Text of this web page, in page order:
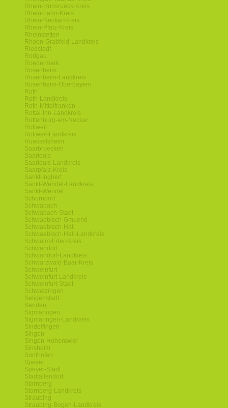
Rhein-Hunsrueck-Kreis
Rhein-Lahn-Kreis
Rhein-Neckar-Kreis
Rhein-Pfalz-Kreis
Rheinstetten
Rhoen-Grabfeld-Landkreis
Riedstadt
Rodgau
Roedermark
Rosenheim
Rosenheim-Landkreis
Rosenheim-Oberbayern
Roth
Roth-Landkreis
Roth-Mittelfranken
Rottal-Inn-Landkreis
Rottenburg-am-Neckar
Rottweil
Rottweil-Landkreis
Ruesselsheim
Saarbruecken
Saarlouis
Saarlouis-Landkreis
Saarpfalz-Kreis
Sankt-Ingbert
Sankt-Wendel-Landkreis
Sankt-Wendel
Schorndorf
Schwabach
Schwabach-Stadt
Schwaebisch-Gmuend
Schwaebisch-Hall
Schwaebisch-Hall-Landkreis
Schwalm-Eder-Kreis
Schwandorf
Schwandorf-Landkreis
Schwarzwald-Baar-Kreis
Schweinfurt
Schweinfurt-Landkreis
Schweinfurt-Stadt
Schwetzingen
Seligenstadt
Senden
Sigmaringen
Sigmaringen-Landkreis
Sindelfingen
Singen
Singen-Hohentwiel
Sinsheim
Sonthofen
Speyer
Speyer-Stadt
Stadtallendorf
Starnberg
Starnberg-Landkreis
Straubing
Straubing-Bogen-Landkreis